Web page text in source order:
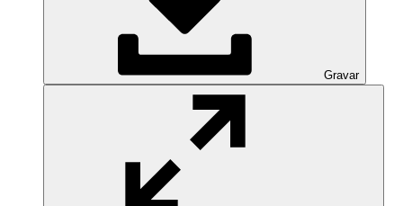
Gravar